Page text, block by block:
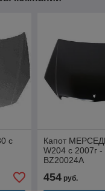
с
Капот
W204 с 2007г -
BZ20024A
454руб.